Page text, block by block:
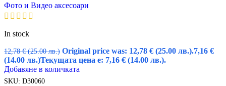
Фото и Видео аксесоари
In stock
12,78€ (25.00 лв.) Original price was: 12,78 € (25.00 лв.).7,16 €
(14.00 лв.)Текущата цена е: 7,16 € (14.00 лв.).
Добавяне в количката
SKU: D30060